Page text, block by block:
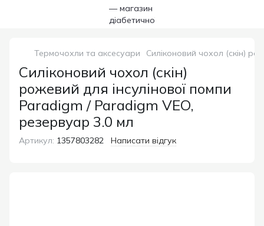
Термочохли та аксесуари Силіконовий чохол (скін)
Силіконовий чохол (скін)
рожевий для інсулінової помпи
Paradigm / Paradigm VEO,
резервуар 3.0 мл
Артикул: 1357803282 Написати відгук